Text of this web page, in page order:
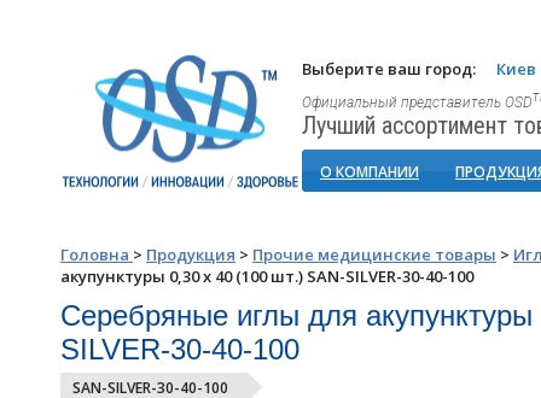
Выберите ваш город: Киев
Официальный представитель OSD
Лучший ассортимент
О КОМПАНИИ
Головна > Продукция > Прочие медицинские товары >
акупунктуры 0,30 х 40 (100 шт.) SAN-SILVER-30-40-100
Серебряные иглы для
SILVER-30-40-100
SAN-SILVER-30-40-100